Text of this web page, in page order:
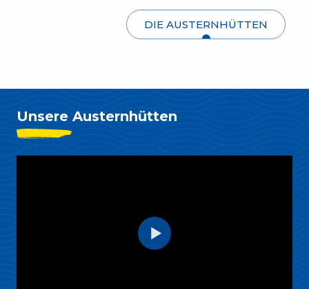
DIE AUSTERNHÜTTEN
Unsere Austernhütten